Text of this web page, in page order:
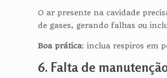
O ar presente na cavidade
de gases, gerando falhas ou
Boa prática: inclua respiros em
6. Falta de